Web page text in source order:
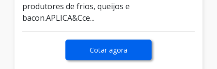
produtores de frios, queijos e
bacon.APLICA&Cce...
Cotar agora